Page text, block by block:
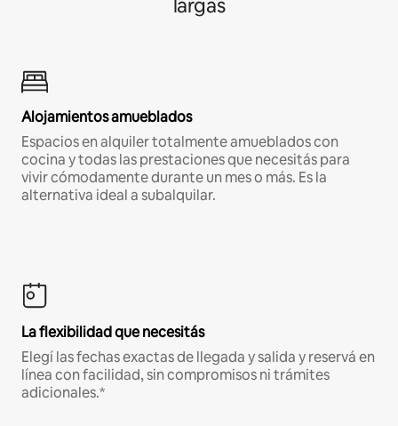
largas
Alojamientos amueblados
Espacios en alquiler totalmente amueblados con
cocina y todas las prestaciones que necesitás para
vivir cómodamente durante un mes o más. Es la
alternativa ideal a subalquilar.
La flexibilidad que necesitás
Elegí las fechas exactas de llegada y salida y reservá en
línea con facilidad, sin compromisos ni trámites
adicionales.*